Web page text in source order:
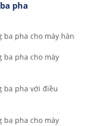
pha
ba pha cho máy hàn
ba pha cho máy
ba pha với điều
ba pha cho máy